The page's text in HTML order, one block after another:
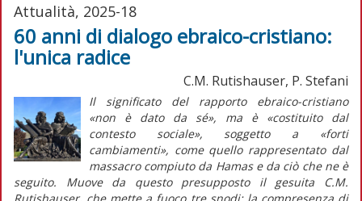
Attualità, 2025-18
60 anni di dialogo ebraico-cristiano:
l'unica radice
C.M. Rutishauser, P. Stefani
Il significato del rapporto ebraico-cristiano
«non è dato da sé», ma è «costituito dal
contesto sociale», soggetto a «forti
cambiamenti», come quello rappresentato dal
massacro compiuto da Hamas e da ciò che ne è
seguito. Muove da questo presupposto il gesuita C.M.